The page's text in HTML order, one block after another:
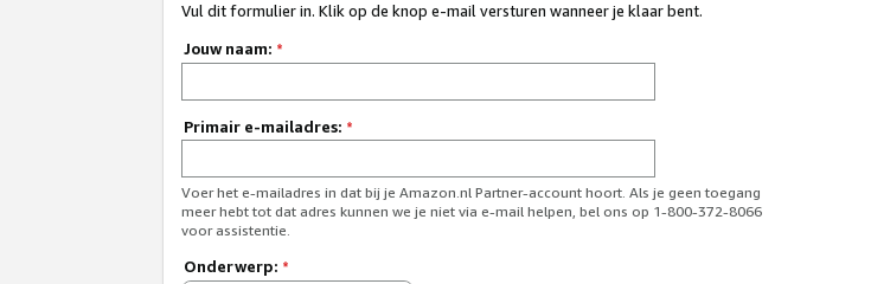
Vul dit formulier in. Klik op de knop e-mail versturen wanneer je klaar bent.
Jouw naam: *
Primair e-mailadres: *
Voer het e-mailadres in dat bij je Amazon.nl Partner-account hoort. Als je geen toegang
meer hebt tot dat adres kunnen we je niet via e-mail helpen, bel ons op 1-800-372-8066
voor assistentie.
Onderwerp: *